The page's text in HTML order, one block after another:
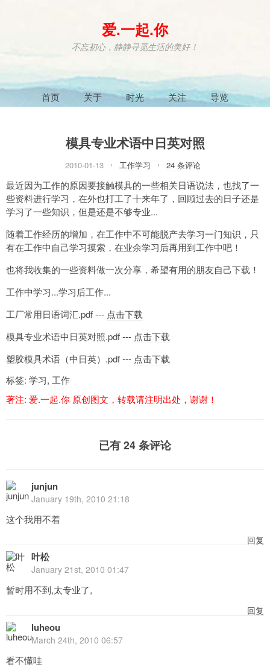
爱.一起.你
不忘初心，静静寻觅生活的美好！
首页 关于 时光 关注 导览
模具专业术语中日英对照
2010-01-13 工作学习 24 条评论
最近因为工作的原因要接触模具的一些相关日语说法，也找了一
些资料进行学习，在外也打工了十来年了，回顾过去的日子还是
学习了一些知识，但是还是不够专业...
随着工作经历的增加，在工作中不可能脱产去学习一门知识，只
有在工作中自己学习摸索，在业余学习后再用到工作中吧！
也将我收集的一些资料做一次分享，希望有用的朋友自己下载！
工作中学习...学习后工作...
工厂常用日语词汇.pdf --- 点击下载
模具专业术语中日英对照.pdf --- 点击下载
塑胶模具术语（中日英）.pdf --- 点击下载
标签: 学习, 工作
著注: 爱.一起.你 原创图文，转载请注明出处，谢谢！
已有 24 条评论
junjun
January 19th, 2010 21:18
这个我用不着
回复
叶松
January 21st, 2010 01:47
暂时用不到,太专业了,
回复
luheou
March 24th, 2010 06:57
看不懂哇